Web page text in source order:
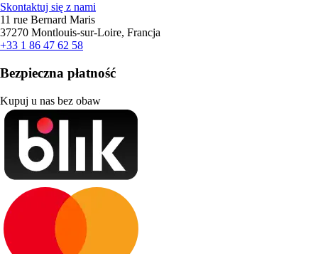
Skontaktuj się z nami
11 rue Bernard Maris
37270 Montlouis-sur-Loire, Francja
+33 1 86 47 62 58
Bezpieczna płatność
Kupuj u nas bez obaw